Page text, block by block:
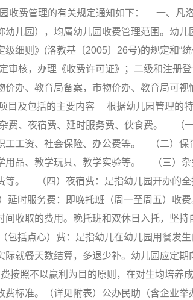
收费管理的有关规定通知如下： 一、凡
儿园），均属幼儿园收费管理范围。幼儿
细则》(洛教基〔2005〕26号)的规定和“
审核，办理《收费许可证》；二级和注册
价办、教育局备案，市物价办、教育局可视
目及包括的主要内容 根据幼儿园管理的特
费、夜宿费、延时服务费、伙食费。 （
工工资、社会保险、办公费等。 （二）保
用品、教学玩具、教学实验等。 （三）
等。 （四）夜宿费：是指幼儿园开办的
时服务费：即晚托班（周一至周五）收
收取的费用。晚托班和双休日入托，坚持
括点心）费：是指幼儿在幼儿园用餐发生
就餐天数结算，多退少补。幼儿园应定期
照不以赢利为目的原则，在对生均培养
标准。（详见附表）公办民助（含企业举